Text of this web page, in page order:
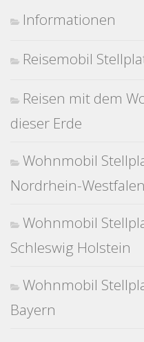
Informationen
Reisemobil
Reisen mit dem
dieser Erde
Wohnmobil
Nordrhein-Westfalen
Wohnmobil
Schleswig Holstein
Wohnmobil
Bayern